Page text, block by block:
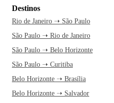
Destinos
Rio de Janeiro ➝ São Paulo
São Paulo ➝ Rio de Janeiro
São Paulo ➝ Belo Horizonte
São Paulo ➝ Curitiba
Belo Horizonte ➝ Brasília
Belo Horizonte ➝ Salvador